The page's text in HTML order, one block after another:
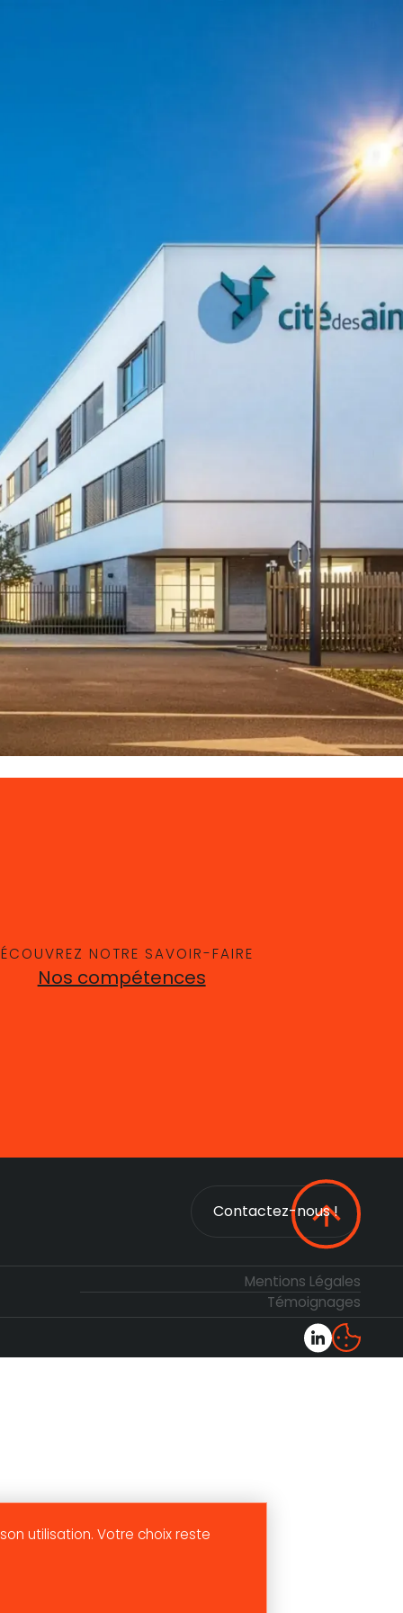
utilisation. Votre choix reste
NOTRE SAVOIR-FAIRE
Nos compétences
Contactez-nous !
Contactez-nous !
Mentions Légales
Témoignages